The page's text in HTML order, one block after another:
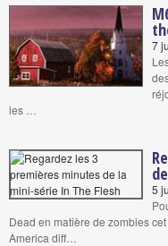
7
les …
5
Dead en matière de zombies
America diff…